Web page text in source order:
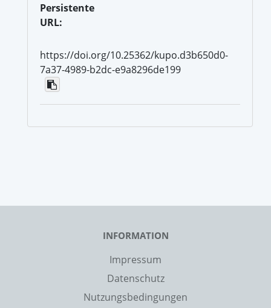
Persistente
URL:
https://doi.org/10.25362/kupo.d3b650d0-
7a37-4989-b2dc-e9a8296de199
INFORMATION
Impressum
Datenschutz
Nutzungsbedingungen